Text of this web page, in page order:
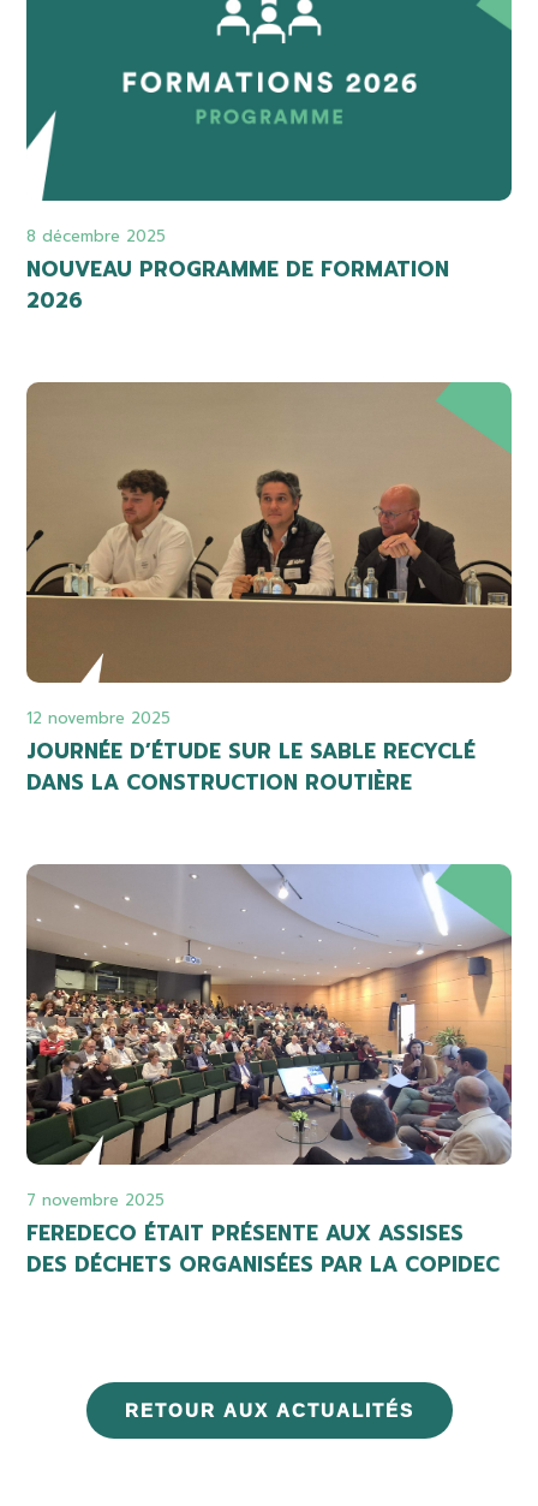
8 décembre 2025
NOUVEAU PROGRAMME DE FORMATION
2026
12 novembre 2025
JOURNÉE D’ÉTUDE SUR LE SABLE RECYCLÉ
DANS LA CONSTRUCTION ROUTIÈRE
7 novembre 2025
FEREDECO ÉTAIT PRÉSENTE AUX ASSISES
DES DÉCHETS ORGANISÉES PAR LA COPIDEC
RETOUR AUX ACTUALITÉS